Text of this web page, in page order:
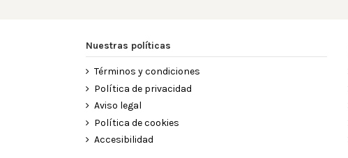
Nuestras políticas
Términos y condiciones
Política de privacidad
Aviso legal
Política de cookies
Accesibilidad